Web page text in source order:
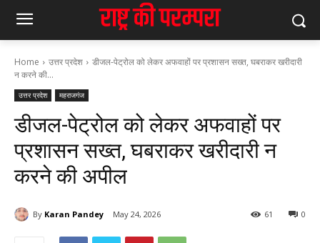
Home उत्तर प्रदेश
डीजल-पेट्रोल को लेकर अफवाहों पर प्रशासन सख्त, घबराकर खरीदारी
न करने की...
उत्तर प्रदेश महराजगंज
डीजल-पेट्रोल को लेकर अफवाहों पर
प्रशासन सख्त, घबराकर खरीदारी न
करने की अपील
By Karan Pandey May 24, 2026 0
61